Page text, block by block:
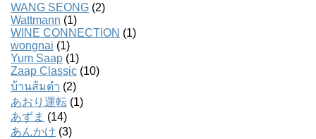
WANG SEONG (2)
Wattmann (1)
WINE CONNECTION (1)
wongnai (1)
Yum Saap (1)
Zaap Classic (10)
บ้านส้มตํา (2)
あおり運転 (1)
あずま (14)
あんかけ (3)